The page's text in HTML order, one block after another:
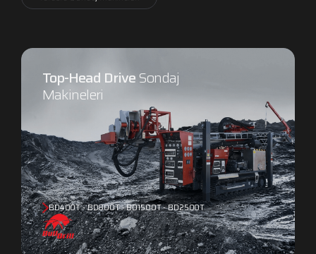
Top-Head DriveSondaj
Makineleri
BD400T - BD800T - BD1500T - BD2500T